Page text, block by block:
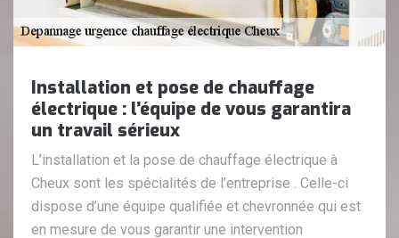
Installation et pose de chauffage
électrique : l’équipe de vous garantira
un travail sérieux
L’installation et la pose de chauffage électrique à
Cheux sont les spécialités de l’entreprise . Celle-ci
dispose d’une équipe qualifiée et chevronnée qui est
en mesure de vous garantir une intervention